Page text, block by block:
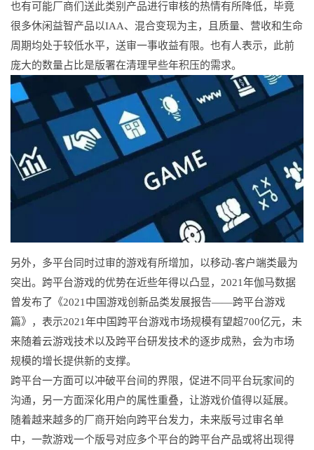
也有可能厂商们送此类别产品进行审核的热情有所降低，毕竟
很多休闲益智产品以IAA、混合变现为主，且质量、营收和生命
周期均处于较低水平，送审一事收益有限。也有人表示，此前
庞大的数量占比是版署在清理早些年积压的需求。
另外，多平台同时过审的游戏有所增加，以移动-客户端类最为
突出。跨平台游戏的优势在近些年得以凸显，2021年伽马数据
曾发布了《2021中国游戏创新品类发展报告——跨平台游戏
篇》，表示2021年中国跨平台游戏市场规模有望超700亿元，未
来随着云游戏技术以及跨平台研发技术的逐步成熟，会为市场
规模的增长提供新的支撑。
跨平台一方面可以冲破平台间的界限，促进不同平台玩家间的
沟通，另一方面深化用户的属性重叠，让游戏价值得以延展。
随着越来越多的厂商开始向跨平台发力，未来版号过审名单
中，一款游戏一个版号对应多个平台的跨平台产品或将出现得